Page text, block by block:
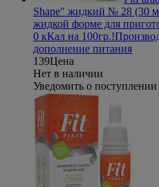
Shape" жидкий № 28 (30
жидкой форме для
0 кКал на 100гр.!
дополнение питания
139Цена
Нет в наличии
Уведомить о поступлении